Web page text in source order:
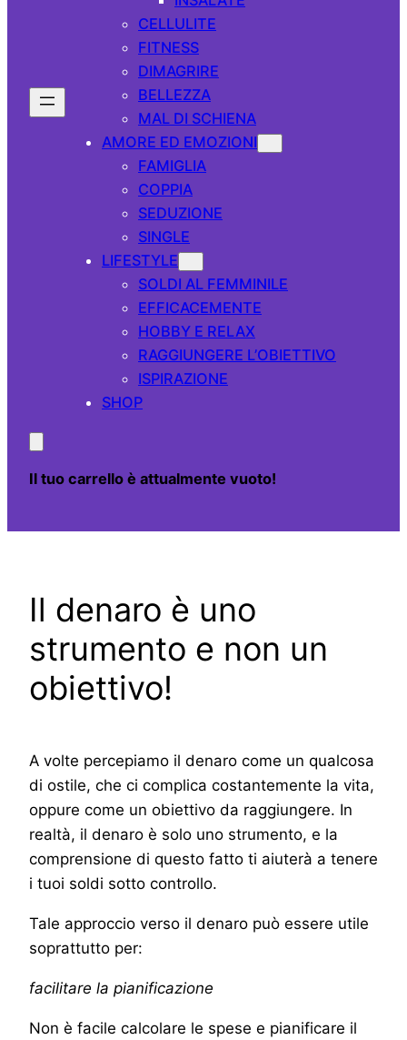
CELLULITE
FITNESS
DIMAGRIRE
BELLEZZA
MAL DI SCHIENA
AMORE ED EMOZIONI
FAMIGLIA
COPPIA
SEDUZIONE
SINGLE
LIFESTYLE
SOLDI AL FEMMINILE
EFFICACEMENTE
HOBBY E RELAX
RAGGIUNGERE L’OBIETTIVO
ISPIRAZIONE
SHOP
Il tuo carrello è attualmente vuoto!
Il denaro è uno
strumento e non un
obiettivo!
A volte percepiamo il denaro come un qualcosa
di ostile, che ci complica costantemente la vita,
oppure come un obiettivo da raggiungere. In
realtà, il denaro è solo uno strumento, e la
comprensione di questo fatto ti aiuterà a tenere
i tuoi soldi sotto controllo.
Tale approccio verso il denaro può essere utile
soprattutto per:
facilitare la pianificazione
Non è facile calcolare le spese e pianificare il